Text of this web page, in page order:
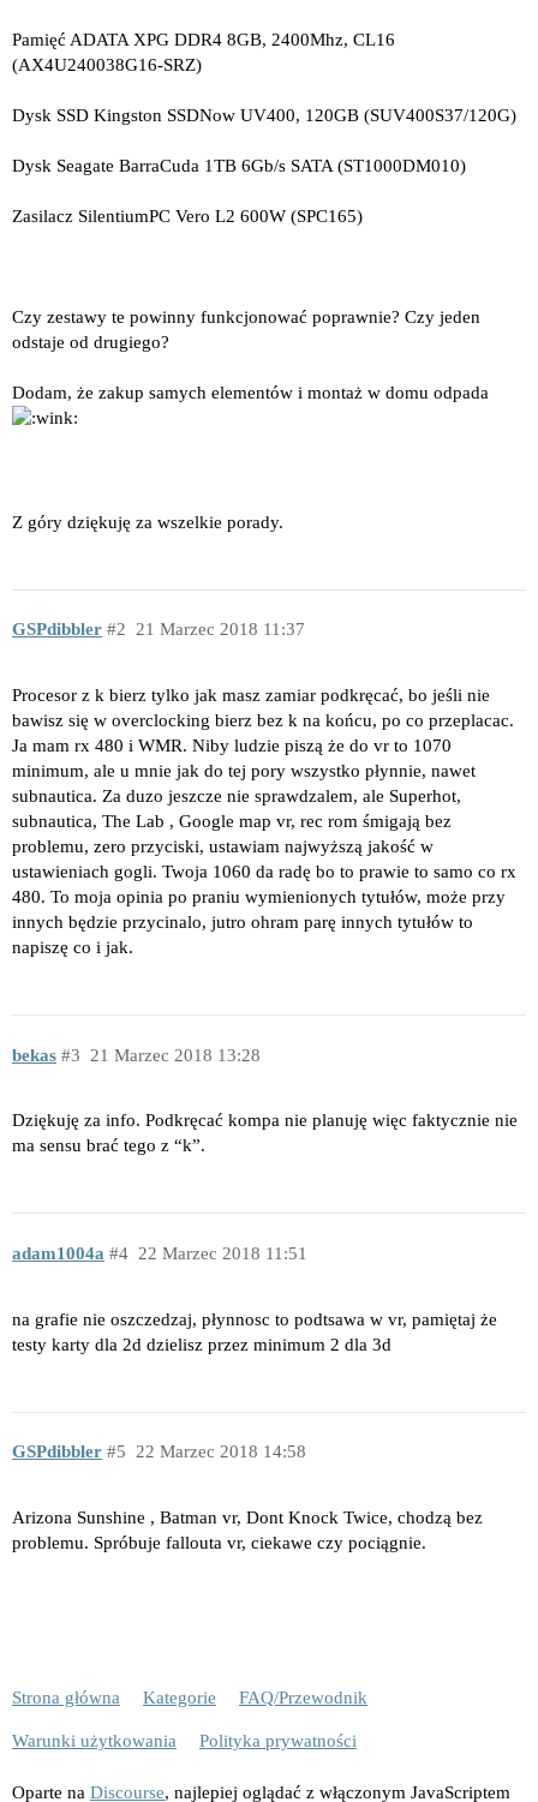
Pamięć ADATA XPG DDR4 8GB, 2400Mhz, CL16
(AX4U240038G16-SRZ)
Dysk SSD Kingston SSDNow UV400, 120GB (SUV400S37/120G)
Dysk Seagate BarraCuda 1TB 6Gb/s SATA (ST1000DM010)
Zasilacz SilentiumPC Vero L2 600W (SPC165)
Czy zestawy te powinny funkcjonować poprawnie? Czy jeden
odstaje od drugiego?
Dodam, że zakup samych elementów i montaż w domu odpada
Z góry dziękuję za wszelkie porady.
GSPdibbler 21 Marzec 2018 11:37
2
Procesor z k bierz tylko jak masz zamiar podkręcać, bo jeśli nie
bawisz się w overclocking bierz bez k na końcu, po co przeplacac.
Ja mam rx 480 i WMR. Niby ludzie piszą że do vr to 1070
minimum, ale u mnie jak do tej pory wszystko płynnie, nawet
subnautica. Za duzo jeszcze nie sprawdzalem, ale Superhot,
subnautica, The Lab , Google map vr, rec rom śmigają bez
problemu, zero przyciski, ustawiam najwyższą jakość w
ustawieniach gogli. Twoja 1060 da radę bo to prawie to samo co rx
480. To moja opinia po praniu wymienionych tytułów, może przy
innych będzie przycinalo, jutro ohram parę innych tytułów to
napiszę co i jak.
bekas 21 Marzec 2018 13:28
3
Dziękuję za info. Podkręcać kompa nie planuję więc faktycznie nie
ma sensu brać tego z “k”.
adam1004a 22 Marzec 2018 11:51
4
na grafie nie oszczedzaj, płynnosc to podtsawa w vr, pamiętaj że
testy karty dla 2d dzielisz przez minimum 2 dla 3d
GSPdibbler 22 Marzec 2018 14:58
5
Arizona Sunshine , Batman vr, Dont Knock Twice, chodzą bez
problemu. Spróbuje fallouta vr, ciekawe czy pociągnie.
Strona główna Kategorie FAQ/Przewodnik
Warunki użytkowania Polityka prywatności
Oparte na Discourse, najlepiej oglądać z włączonym JavaScriptem